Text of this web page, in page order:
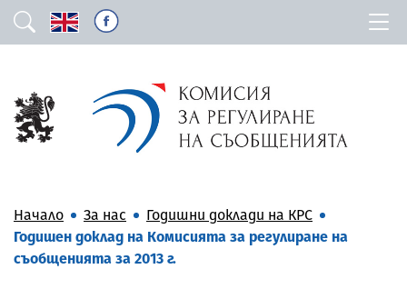
Начало За нас
Годишни доклади на КРС
Годишен доклад на Комисията за регулиране на
съобщенията за 2013 г.